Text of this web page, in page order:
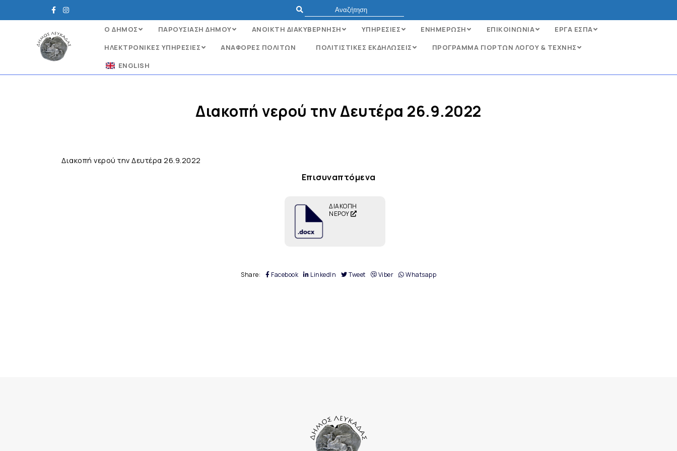
Ο ΔΗΜΟΣ ΠΑΡΟΥΣΙΑΣΗ ΔΗΜΟΥ ΑΝΟΙΚΤΗ ΔΙΑΚΥΒΕΡΝΗΣΗ ΥΠΗΡΕΣΙΕΣ ΕΝΗΜΕΡΩΣΗ ΕΠΙΚΟΙΝΩΝΙΑ
ΕΡΓΑ ΕΣΠΑ
ΗΛΕΚΤΡΟΝΙΚΈΣ ΥΠΗΡΕΣΊΕΣ
ΑΝΑΦΟΡΈΣ ΠΟΛΙΤΏΝ ΠΟΛΙΤΙΣΤΙΚΕΣ ΕΚΔΗΛΩΣΕΙΣ
ΠΡΟΓΡΑΜΜΑ ΓΙΟΡΤΩΝ ΛΟΓΟΥ & ΤΕΧΝΗΣ
ENGLISH
Διακοπή νερού την Δευτέρα 26.9.2022
Διακοπή νερού την Δευτέρα 26.9.2022
Επισυναπτόμενα
ΔΙΑΚΟΠΗ
ΝΕΡΟΥ
Share: Facebook LinkedIn Tweet Viber Whatsapp